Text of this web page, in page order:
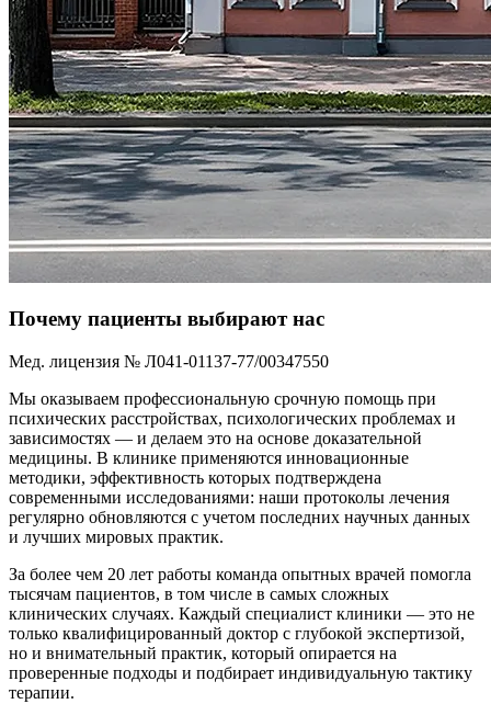
Почему пациенты выбирают нас
Мед. лицензия № Л041-01137-77/00347550
Мы оказываем профессиональную срочную помощь при
психических расстройствах, психологических проблемах и
зависимостях — и делаем это на основе доказательной
медицины. В клинике применяются инновационные
методики, эффективность которых подтверждена
современными исследованиями: наши протоколы лечения
регулярно обновляются с учетом последних научных данных
и лучших мировых практик.
За более чем 20 лет работы команда опытных врачей помогла
тысячам пациентов, в том числе в самых сложных
клинических случаях. Каждый специалист клиники — это не
только квалифицированный доктор с глубокой экспертизой,
но и внимательный практик, который опирается на
проверенные подходы и подбирает индивидуальную тактику
терапии.